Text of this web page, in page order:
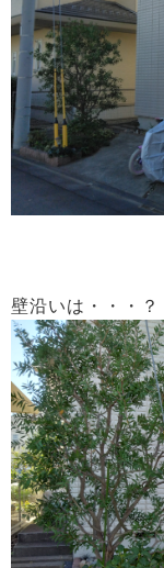
壁沿いは・・・？